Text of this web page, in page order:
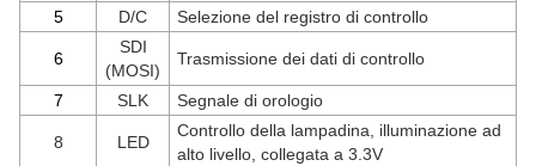
5
D/C Selezione del registro di controllo
6
SDI
(MOSI)
Trasmissione dei dati di controllo
7 SLK Segnale di orologio
8 LED
Controllo della lampadina, illuminazione ad
alto livello, collegata a 3.3V